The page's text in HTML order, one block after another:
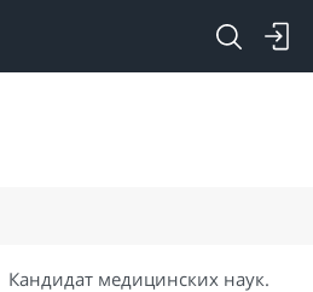
Кандидат медицинских наук.